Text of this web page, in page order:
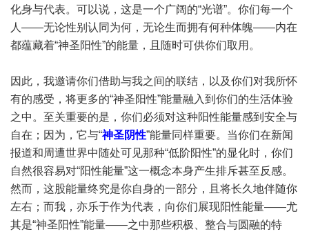
化身与代表。可以说，这是一个广阔的“光谱”。你们每一个
人——无论性别认同为何，无论生而拥有何种体魄——内在
都蕴藏着“神圣阳性”的能量，且随时可供你们取用。
因此，我邀请你们借助与我之间的联结，以及你们对我所怀
有的感受，将更多的“神圣阳性”能量融入到你们的生活体验
之中。至关重要的是，你们必须对这种阳性能量感到安全与
自在；因为，它与“神圣阴性”能量同样重要。当你们在新闻
报道和周遭世界中随处可见那种“低阶阳性”的显化时，你们
自然很容易对“阳性能量”这一概念本身产生排斥甚至反感。
然而，这股能量终究是你自身的一部分，且将长久地伴随你
左右；而我，亦乐于作为代表，向你们展现阳性能量——尤
其是“神圣阳性”能量——之中那些积极、整合与圆融的特